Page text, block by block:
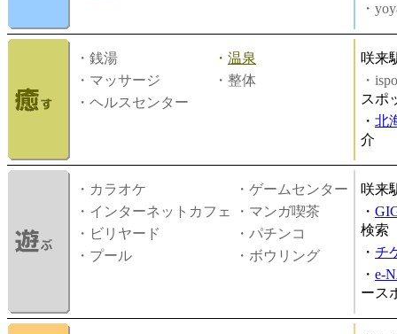
・
・銭湯 ・ 温泉
・マッサージ
・整体
・ヘルスセンター
咲来
・
スポ
・ 北
介
・カラオケ
・ゲームセンター
・インターネットカフェ
・マンガ喫茶
・ビリヤード
・パチンコ
・プール
・ボウリング
咲来
・
検索
・ チ
・ e-
ース